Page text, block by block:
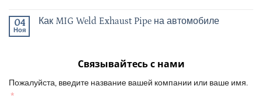
04
Ноя
Как MIG Weld Exhaust Pipe на автомобиле
Связывайтесь с нами
Пожалуйста, введите название вашей компании или ваше имя.